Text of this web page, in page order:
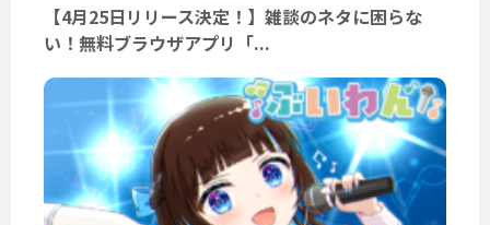
【4月25日リリース決定！】雑談のネタに困らな
い！無料ブラウザアプリ「...